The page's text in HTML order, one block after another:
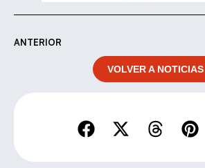
ANTERIOR
VOLVER A NOTICIAS